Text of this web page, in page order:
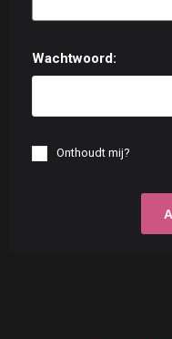
Wachtwoord:
Onthoudt mij?